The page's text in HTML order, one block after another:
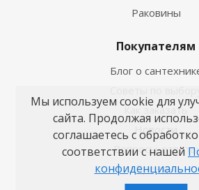
Раковины
Покупателям
Блог о
Как заказать
Новости
Вопросы-ответы
Бренды
Мы используем cookie для
сайта. Продолжая
соглашаетесь с
соответствии с нашей